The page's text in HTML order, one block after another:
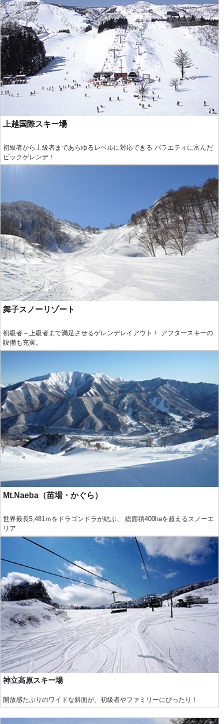
上越国際スキー場
初級者から上級者まであらゆるレベルに対応できる バラエティに富んだ
ビックゲレンデ！
舞子スノーリゾート
初級者～上級者まで満足させるゲレンデレイアウト！ アフタースキーの
設備も充実。
Mt.Naeba（苗場・かぐら）
世界最長5,481ｍをドラゴンドラが結ぶ、 総面積400haを超えるスノーエ
リア
神立高原スキー場
開放感たぷりのワイドな斜面が、初級者やファミリーにぴったり！